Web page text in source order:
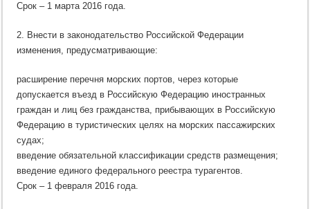
Срок – 1 марта 2016 года.
2. Внести в законодательство Российской Федерации
изменения, предусматривающие:
расширение перечня морских портов, через которые
допускается въезд в Российскую Федерацию иностранных
граждан и лиц без гражданства, прибывающих в Российскую
Федерацию в туристических целях на морских пассажирских
судах;
введение обязательной классификации средств размещения;
введение единого федерального реестра турагентов.
Срок – 1 февраля 2016 года.